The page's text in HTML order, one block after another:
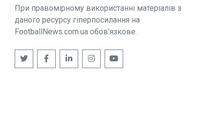
При правомірному використанні матеріалів з
даного ресурсу гіперпосилання на
FootballNews.com.ua обов'язкове.